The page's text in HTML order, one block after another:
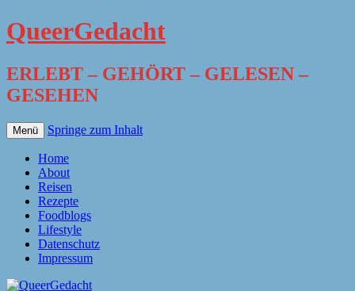
QueerGedacht
ERLEBT – GEHÖRT – GELESEN –
GESEHEN
Menü Springe zum Inhalt
Home
About
Reisen
Rezepte
Foodblogs
Lifestyle
Datenschutz
Impressum